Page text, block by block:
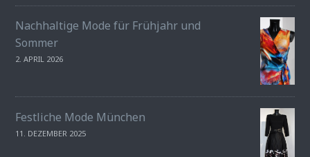
Nachhaltige Mode für Frühjahr und
Sommer
2. APRIL 2026
Festliche Mode München
11. DEZEMBER 2025